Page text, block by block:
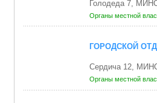
Голодеда 7,
Органы местной
ГОРОДСКОЙ
Сердича 12,
Органы местной